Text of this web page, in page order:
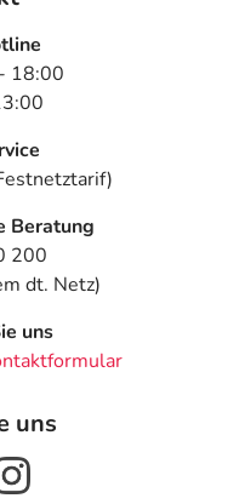
18:00
Beratung
200
dt. Netz)
uns
uns